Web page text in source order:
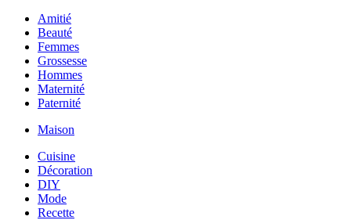
Amitié
Beauté
Femmes
Grossesse
Hommes
Maternité
Paternité
Maison
Cuisine
Décoration
DIY
Mode
Recette